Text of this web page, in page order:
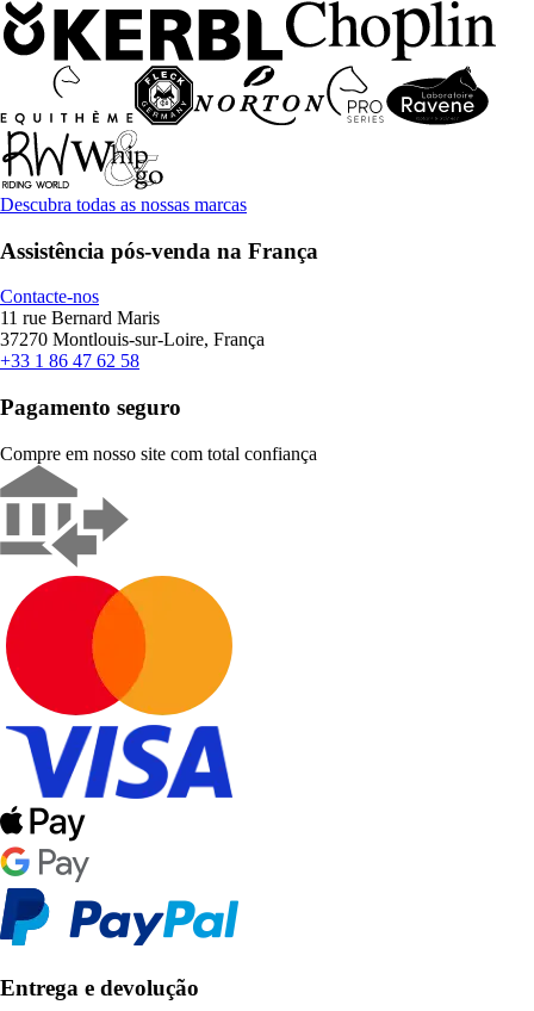
Descubra todas as nossas marcas
Assistência pós-venda na França
Contacte-nos
11 rue Bernard Maris
37270 Montlouis-sur-Loire, França
+33 1 86 47 62 58
Pagamento seguro
Compre em nosso site com total confiança
Entrega e devolução